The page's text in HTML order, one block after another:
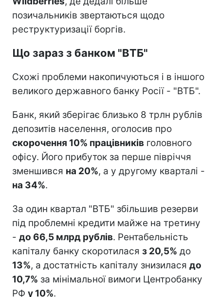
позичальників звертаються щодо
реструктуризації боргів.
Що зараз з банком "ВТБ"
Схожі проблеми накопичуються і в іншого
великого державного банку Росії - "ВТБ".
Банк, який зберігає близько 8 трлн рублів
депозитів населення, оголосив про
скорочення 10% працівників головного
офісу. Його прибуток за перше півріччя
зменшився на 20%, а у другому кварталі -
на 34%.
За один квартал "ВТБ" збільшив резерви
під проблемні кредити майже на третину
- до 66,5 млрд рублів. Рентабельність
капіталу банку скоротилася з 20,5% до
13%, а достатність капіталу знизилася до
10,7% за мінімальної вимоги Центробанку
РФ у 10%.